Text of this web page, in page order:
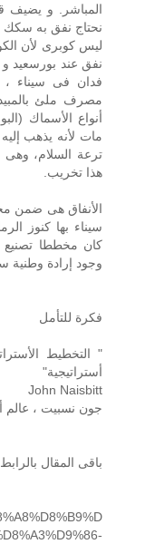
المباشر. و يضيف
نحتاج نفق به
ليس كوبرى لأن
فدان فى سيناء
مصرف ملئ
أنواع الأسماك
مات لأنه يذهب
ترعة السلام،
هذا تخريب.
الأنفاق هى ضمن
سيناء بها كنوز
كان مخططا تصنيع
وجود إرادة وطنية
فكرة للتأمل
" التخطيط
أستراتيجية"
John Naisbitt
جون نسبيت ، عالم
باقى المقال بالرابط